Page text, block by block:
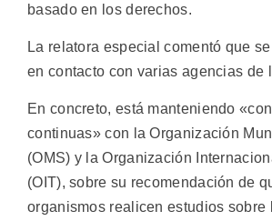
basado en los derechos.
La relatora especial comentó que
en contacto con varias agencias de
En concreto, está manteniendo
continuas» con la Organización
(OMS) y la Organización
(OIT), sobre su recomendación de
organismos realicen estudios sobre